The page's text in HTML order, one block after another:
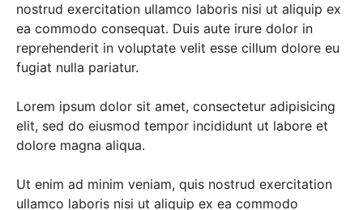
nostrud exercitation ullamco laboris nisi ut aliquip ex
ea commodo consequat. Duis aute irure dolor in
reprehenderit in voluptate velit esse cillum dolore eu
fugiat nulla pariatur.
Lorem ipsum dolor sit amet, consectetur adipisicing
elit, sed do eiusmod tempor incididunt ut labore et
dolore magna aliqua.
Ut enim ad minim veniam, quis nostrud exercitation
ullamco laboris nisi ut aliquip ex ea commodo